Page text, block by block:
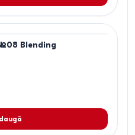
Blending